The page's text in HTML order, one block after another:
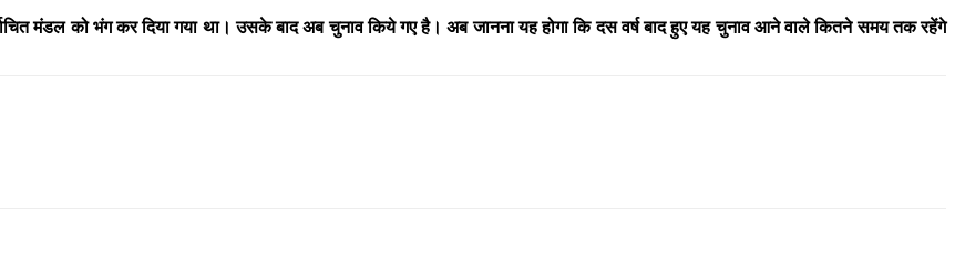
मंडल को भंग कर दिया गया था। उसके बाद अब चुनाव किये गए है। अब जानना यह होगा कि दस वर्ष बाद हुए यह चुनाव आने वाले कितने समय तक रहेंगे